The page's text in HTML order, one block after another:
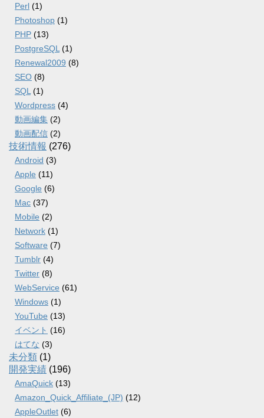
Perl (1)
Photoshop (1)
PHP (13)
PostgreSQL (1)
Renewal2009 (8)
SEO (8)
SQL (1)
Wordpress (4)
動画編集 (2)
動画配信 (2)
技術情報 (276)
Android (3)
Apple (11)
Google (6)
Mac (37)
Mobile (2)
Network (1)
Software (7)
Tumblr (4)
Twitter (8)
WebService (61)
Windows (1)
YouTube (13)
イベント (16)
はてな (3)
未分類 (1)
開発実績 (196)
AmaQuick (13)
Amazon_Quick_Affiliate_(JP) (12)
AppleOutlet (6)